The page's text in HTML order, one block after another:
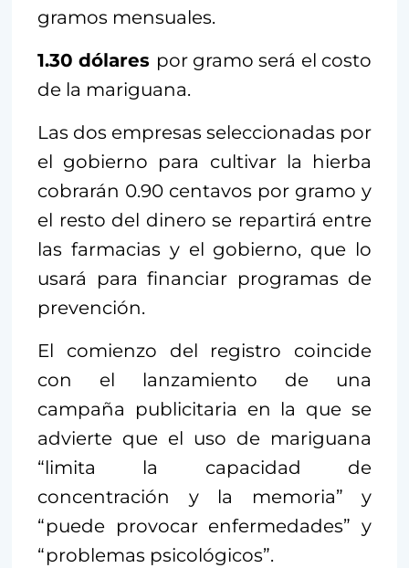
gramos mensuales.
1.30 dólares por gramo será el costo
de la mariguana.
Las dos empresas seleccionadas por
el gobierno para cultivar la hierba
cobrarán 0.90 centavos por gramo y
el resto del dinero se repartirá entre
las farmacias y el gobierno, que lo
usará para financiar programas de
prevención.
El comienzo del registro coincide
con el lanzamiento de una
campaña publicitaria en la que se
advierte que el uso de mariguana
“limita la capacidad de
concentración y la memoria” y
“puede provocar enfermedades” y
“problemas psicológicos”.